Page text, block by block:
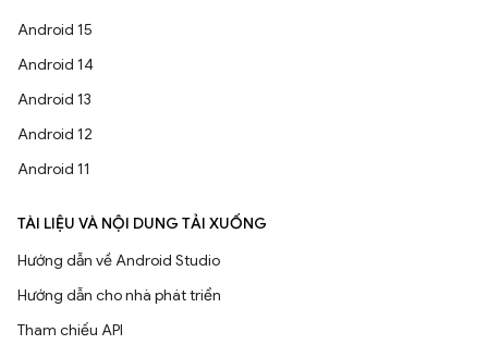
Android 15
Android 14
Android 13
Android 12
Android 11
TÀI LIỆU VÀ NỘI DUNG TẢI XUỐNG
Hướng dẫn về Android Studio
Hướng dẫn cho nhà phát triển
Tham chiếu API